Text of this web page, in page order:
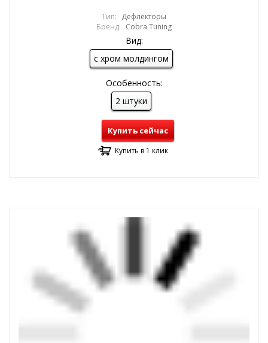
Тип: Дефлекторы
Бренд: Cobra Tuning
Вид:
с хром молдингом
Особенность:
2 штуки
Купить сейчас
Купить в 1 клик